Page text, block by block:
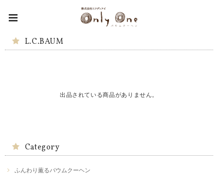
L.C.BAUM
出品されている商品がありません。
Category
ふんわり薫るバウムクーヘン